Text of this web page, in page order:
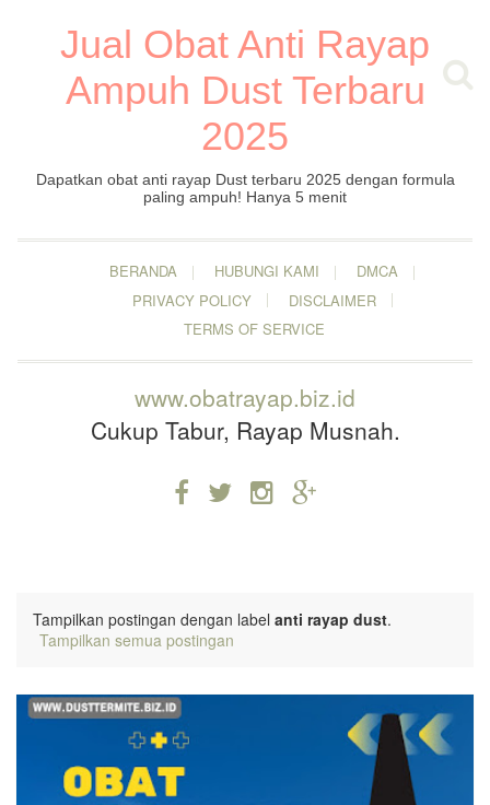
Jual Obat Anti Rayap
Ampuh Dust Terbaru
2025
Dapatkan obat anti rayap Dust terbaru 2025 dengan formula
paling ampuh! Hanya 5 menit
BERANDA HUBUNGI KAMI
DMCA
PRIVACY POLICY
DISCLAIMER
TERMS OF SERVICE
www.obatrayap.biz.id
Cukup Tabur, Rayap Musnah.
Tampilkan postingan dengan label anti rayap dust.
Tampilkan semua postingan